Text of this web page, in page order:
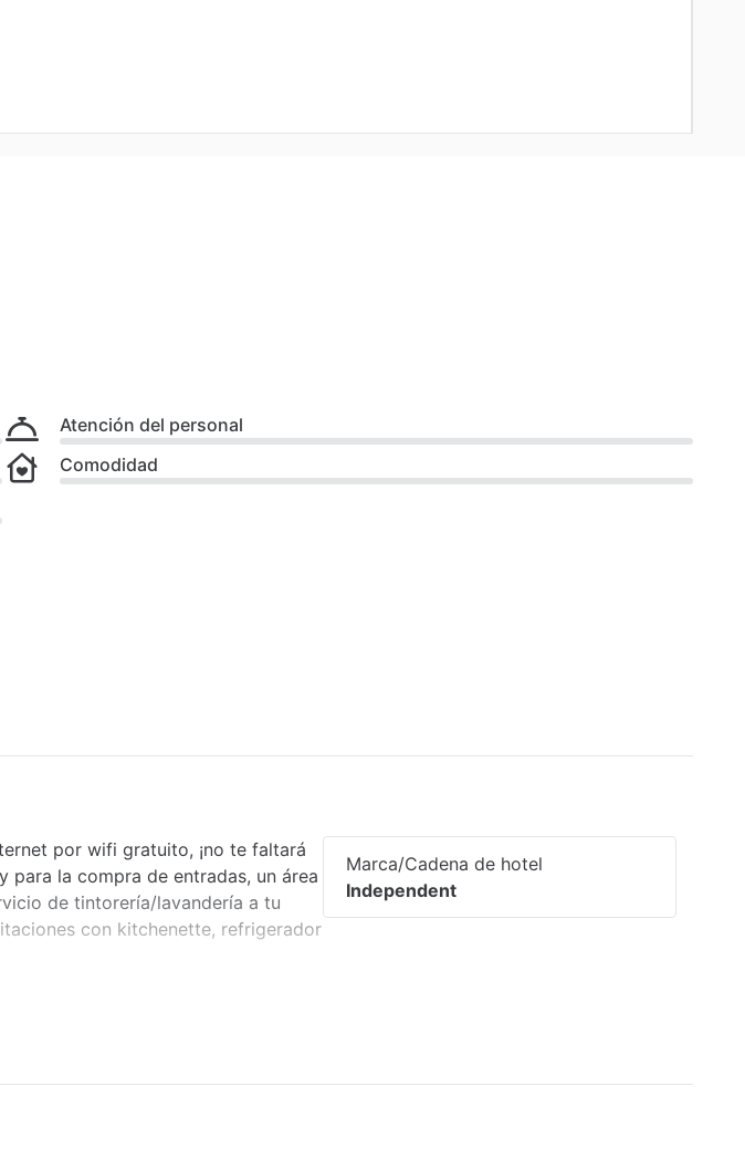
Atención del personal
Comodidad
Marca/Cadena de hotel
Independent
por wifi gratuito, ¡no te faltará
la compra de entradas, un área
de tintorería/lavandería a tu
con kitchenette, refrigerador